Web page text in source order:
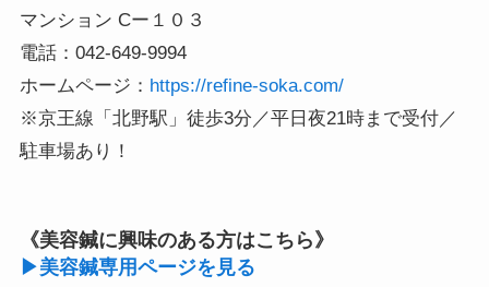
マンション Cー１０３
電話：042-649-9994
ホームページ： https://refine-soka.com/
※京王線「北野駅」徒歩3分／平日夜21時まで受付／
駐車場あり！
《美容鍼に興味のある方はこちら》
▶美容鍼専用ページを見る